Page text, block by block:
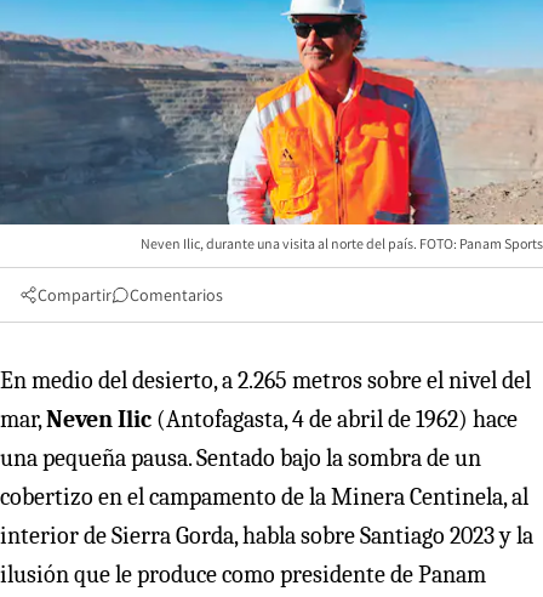
Neven Ilic, durante una visita al norte del país. FOTO: Panam Sports
Compartir Comentarios
En medio del desierto, a 2.265 metros sobre el nivel del
mar,Neven Ilic (Antofagasta, 4 de abril de 1962) hace
una pequeña pausa. Sentado bajo la sombra de un
cobertizo en el campamento de la Minera Centinela, al
interior de Sierra Gorda, habla sobre Santiago 2023 y la
ilusión que le produce como presidente de Panam